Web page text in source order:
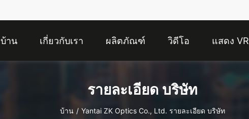
บ้าน เกี่ยวกับเรา ผลิตภัณฑ์ วิดีโอ แสดง VR
รายละเอียด บริษัท
บ้าน / Yantai ZK Optics Co., Ltd. รายละเอียด บริษัท